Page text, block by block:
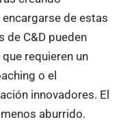
de estas
de C&D pueden
requieren un
o el
innovadores. El
aburrido.